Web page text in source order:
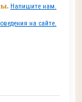
Напишите нам.
на сайте.